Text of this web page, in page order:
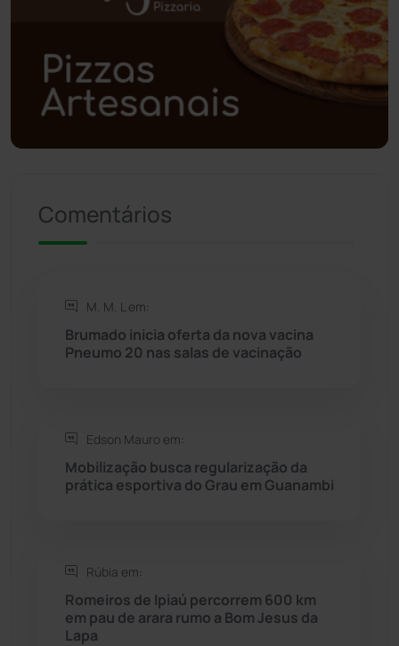
(59)
Polícia Militar (27)
Rio do Antônio
Saúde
Seabra (51)
Sítio do Mato
Sudoeste Baiano (1530)
Comentários
M. M. L em:
Brumado inicia oferta da nova vacina
Pneumo 20 nas salas de vacinação
Edson Mauro em:
Mobilização busca regularização da
prática esportiva do Grau em Guanambi
Rúbia em:
Romeiros de Ipiaú percorrem 600 km
em pau de arara rumo a Bom Jesus da
Lapa